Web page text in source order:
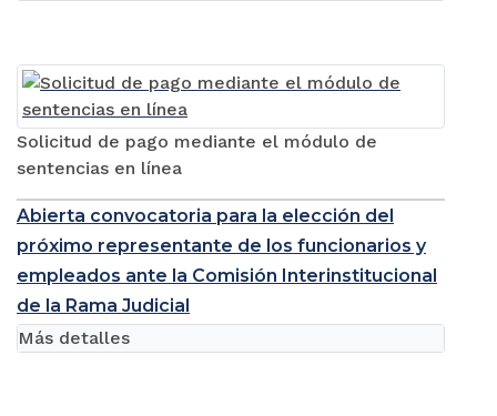
Solicitud de pago mediante el módulo de
sentencias en línea
Abierta convocatoria para la elección del
próximo representante de los funcionarios y
empleados ante la Comisión Interinstitucional
de la Rama Judicial
Más detalles